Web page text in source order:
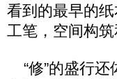
看到的最早的
工笔，空间构
“修”的盛行还